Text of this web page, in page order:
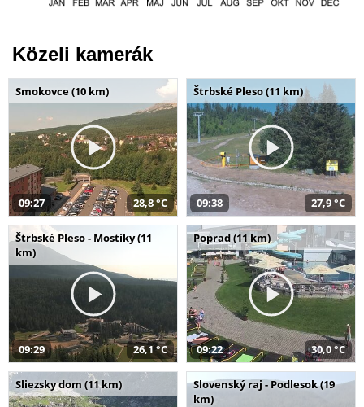
Közeli kamerák
Smokovce (10 km)
09:27 28,8 °C
Štrbské Pleso (11 km)
09:38 27,9 °C
Štrbské Pleso - Mostíky (11
km)
09:29 26,1 °C
Poprad (11 km)
09:22 30,0 °C
Sliezsky dom (11 km)
Slovenský raj - Podlesok (19
km)